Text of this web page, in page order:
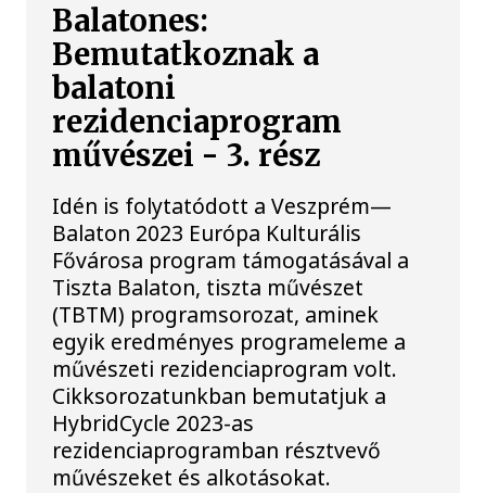
Balatones:
Bemutatkoznak a
balatoni
rezidenciaprogram
művészei - 3. rész
Idén is folytatódott a Veszprém—
Balaton 2023 Európa Kulturális
Fővárosa program támogatásával a
Tiszta Balaton, tiszta művészet
(TBTM) programsorozat, aminek
egyik eredményes programeleme a
művészeti rezidenciaprogram volt.
Cikksorozatunkban bemutatjuk a
HybridCycle 2023-as
rezidenciaprogramban résztvevő
művészeket és alkotásokat.